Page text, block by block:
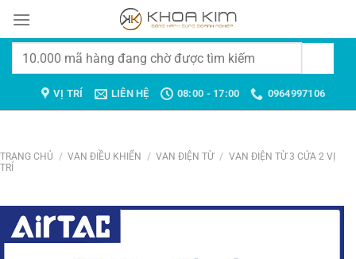
đến
Tìm
VỊ TRÍ LIÊN HỆ 08:00 - 17:00 0964997106
TRANG CHỦ / VAN ĐIỀU KHIỂN / VAN ĐIỆN TỪ / VAN ĐIỆN TỪ 3 CỬA 2 VỊ
TRÍ